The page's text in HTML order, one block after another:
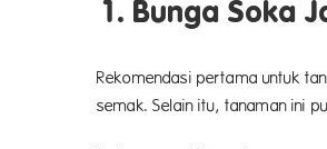
1. Bunga Soka
Rekomendasi pertama untuk
semak. Selain itu, tanaman ini